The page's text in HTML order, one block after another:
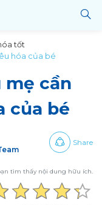
tốt
hóa của bé
mẹ cần
của bé
Share
tìm thấy nội dung hữu ích.